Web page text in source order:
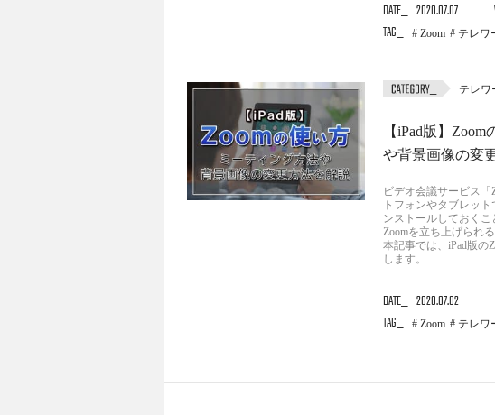
DATE 2020.07.07
TAG Zoom テレワ
テレワ
【iPad版】
や背景画像の変
ビデオ会議サービス
トフォンやタブレッ
ンストールしておく
Zoomを立ち上げられ
本記事では、iPad版の
します。
DATE 2020.07.02
TAG Zoom テレワ